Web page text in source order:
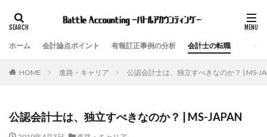
ホーム 会計論点ポイント 有報訂正事例の分析 会計士の転職
HOME 進路・キャリア 公認会計士は、独立すべきなのか？ | MS-
公認会計士は、独立すべきなのか？ | MS-JAPAN